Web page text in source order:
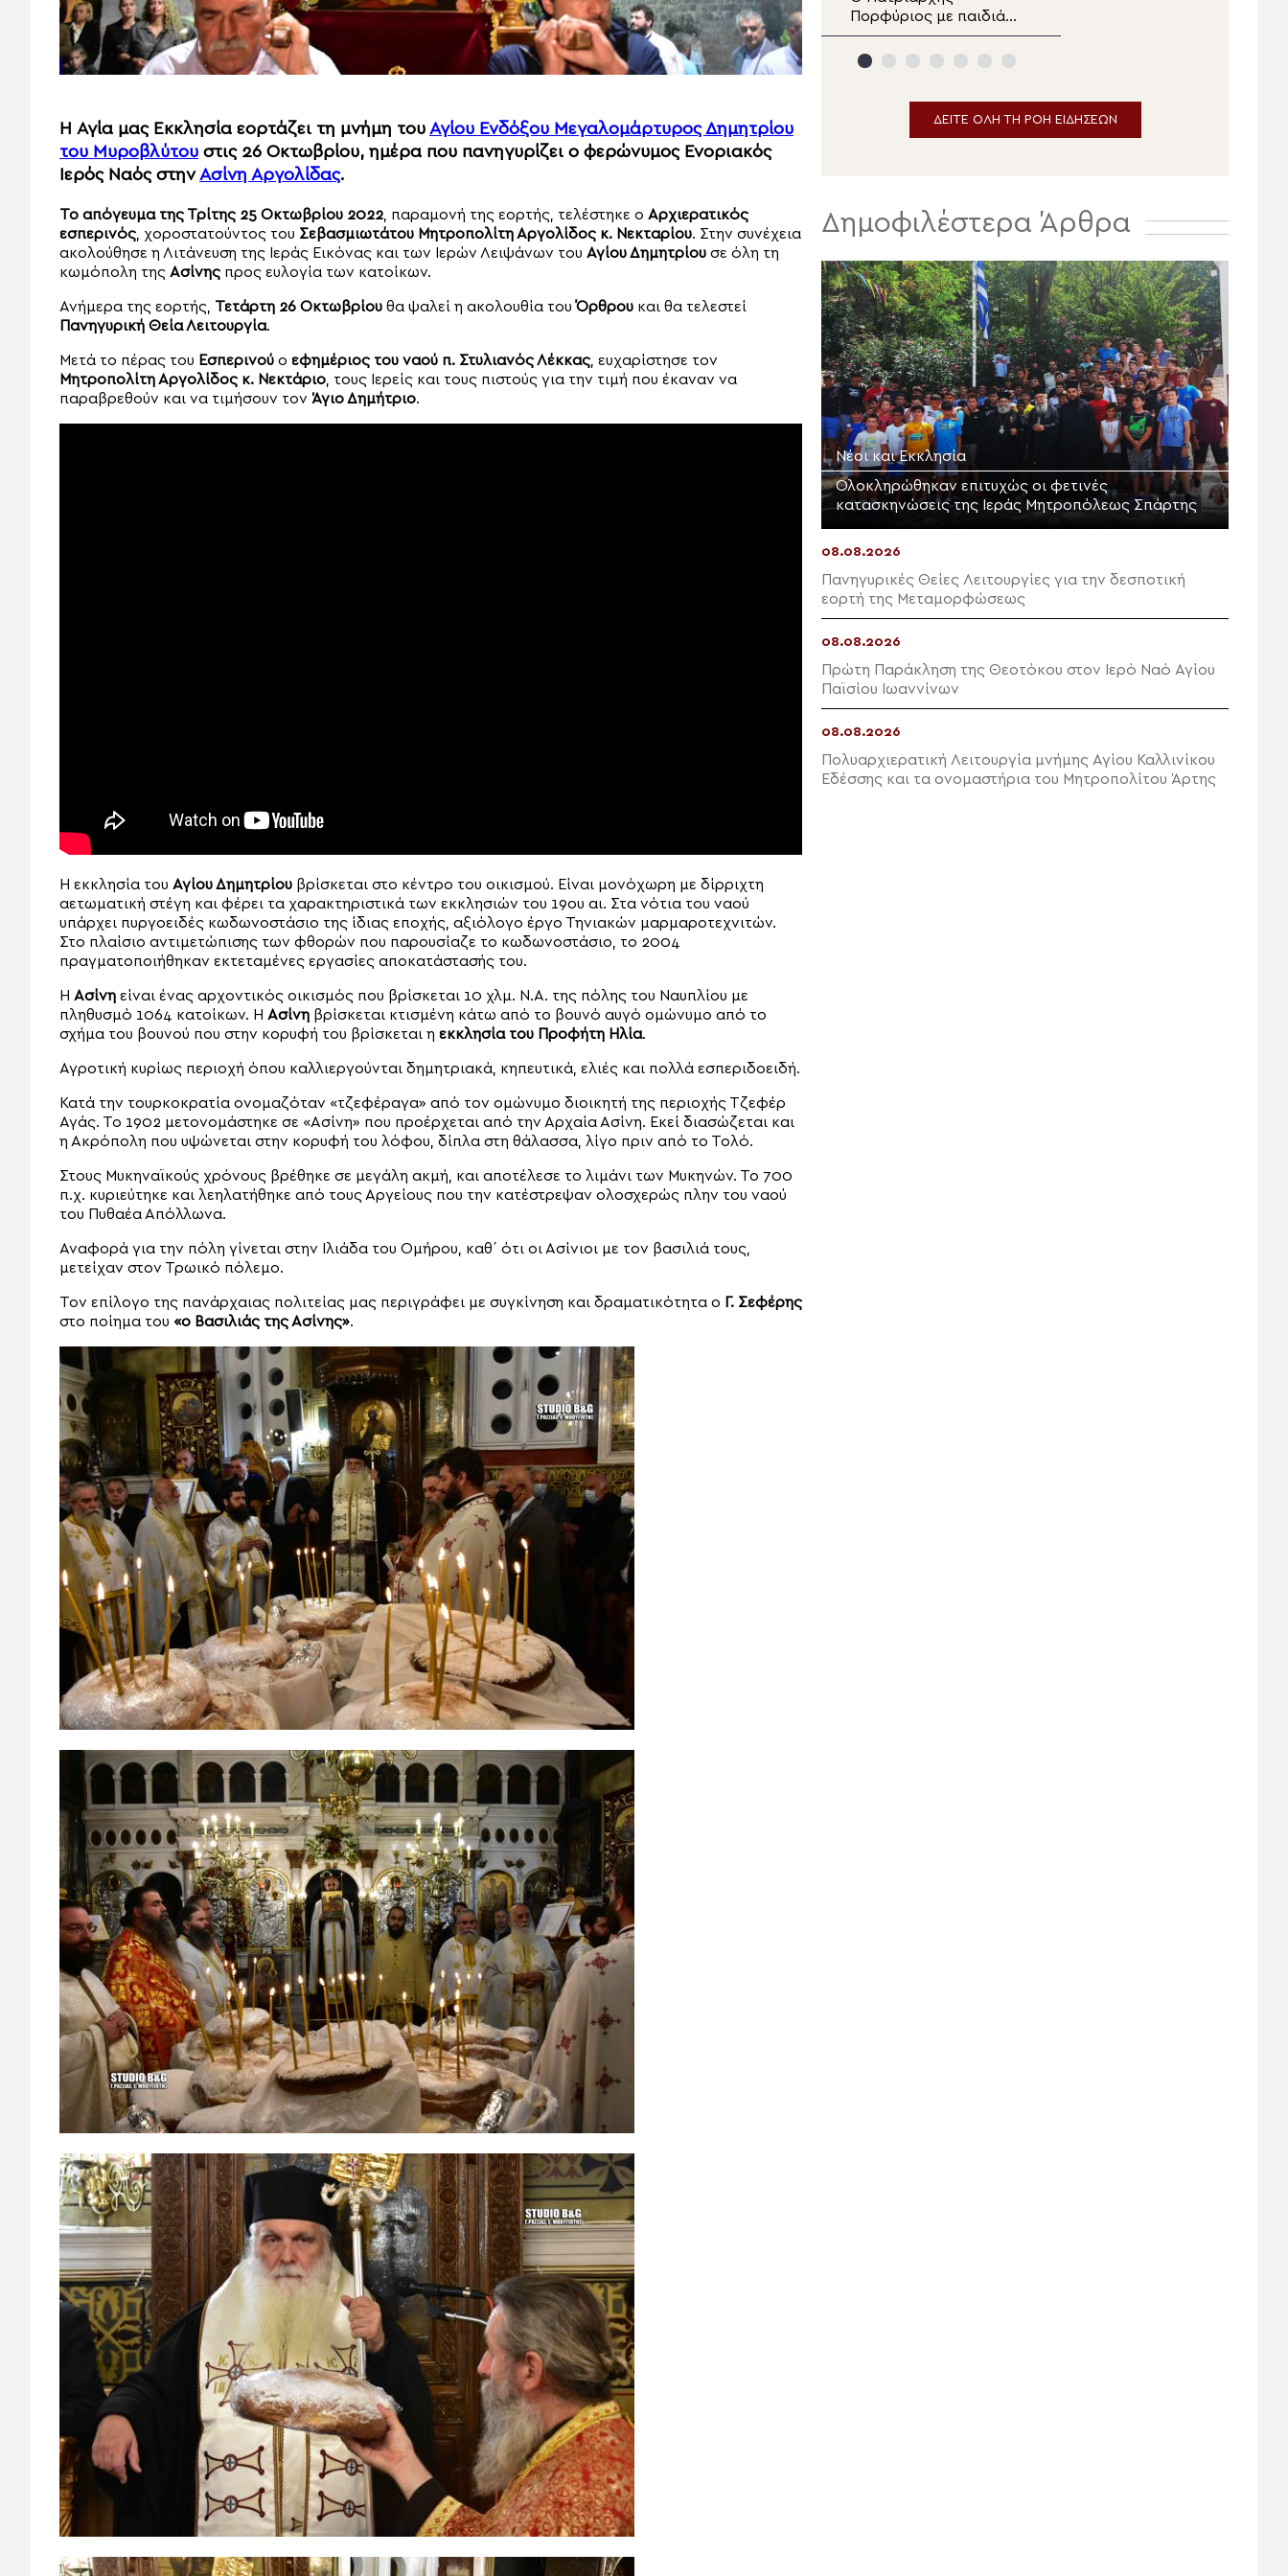
H Αγία μας Εκκλησία εορτάζει τη μνήμη του Αγίου Ενδόξου Μεγαλομάρτυρος Δημητρίου
του Μυροβλύτου στις 26 Οκτωβρίου, ημέρα που πανηγυρίζει ο φερώνυμος Ενοριακός
Ιερός Ναός στηνΑσίνη Αργολίδας.
Το απόγευμα της Τρίτης 25 Οκτωβρίου 2022 , παραμονή της εορτής, τελέστηκε ο Αρχιερατικός
εσπερινός , χοροστατούντος του Σεβασμιωτάτου Μητροπολίτη Αργολίδος κ. Νεκταρίου. Στην συνέχεια
ακολούθησε η Λιτάνευση της Ιεράς Εικόνας και των Ιερών Λειψάνων του Αγίου Δημητρίου σε όλη τη
κωμόπολη της Ασίνης προς ευλογία των κατοίκων.
Ανήμερα της εορτής, Τετάρτη 26 Οκτωβρίου θα ψαλεί η ακολουθία τουΌρθρου και θα τελεστεί
Πανηγυρική Θεία Λειτουργία.
Μετά το πέρας του Εσπερινού ο εφημέριος του ναού π. Στυλιανός Λέκκας , ευχαρίστησε τον
Μητροπολίτη Αργολίδος κ. Νεκτάριο , τους Ιερείς και τους πιστούς για την τιμή που έκαναν να
παραβρεθούν και να τιμήσουν τον Άγιο Δημήτριο.
Η εκκλησία του Αγίου Δημητρίου βρίσκεται στο κέντρο του οικισμού. Είναι μονόχωρη με δίρριχτη
αετωματική στέγη και φέρει τα χαρακτηριστικά των εκκλησιών του 19ου αι. Στα νότια του ναού
υπάρχει πυργοειδές κωδωνοστάσιο της ίδιας εποχής, αξιόλογο έργο Τηνιακών μαρμαροτεχνιτών.
Στο πλαίσιο αντιμετώπισης των φθορών που παρουσίαζε το κωδωνοστάσιο, το 2004
πραγματοποιήθηκαν εκτεταμένες εργασίες αποκατάστασής του.
Η Ασίνη είναι ένας αρχοντικός οικισμός που βρίσκεται 10 χλμ. Ν.Α. της πόλης του Ναυπλίου με
πληθυσμό 1064 κατοίκων. Η Ασίνη βρίσκεται κτισμένη κάτω από το βουνό αυγό ομώνυμο από το
σχήμα του βουνού που στην κορυφή του βρίσκεται η εκκλησία του Προφήτη Ηλία.
Αγροτική κυρίως περιοχή όπου καλλιεργούνται δημητριακά, κηπευτικά, ελιές και πολλά εσπεριδοειδή.
Κατά την τουρκοκρατία ονομαζόταν «τζεφέραγα» από τον ομώνυμο διοικητή της περιοχής Τζεφέρ
Αγάς. Το 1902 μετονομάστηκε σε «Ασίνη» που προέρχεται από την Αρχαία Ασίνη. Εκεί διασώζεται και
η Ακρόπολη που υψώνεται στην κορυφή του λόφου, δίπλα στη θάλασσα, λίγο πριν από το Τολό.
Στους Μυκηναϊκούς χρόνους βρέθηκε σε μεγάλη ακμή, και αποτέλεσε το λιμάνι των Μυκηνών. Το 700
π.χ. κυριεύτηκε και λεηλατήθηκε από τους Αργείους που την κατέστρεψαν ολοσχερώς πλην του ναού
του Πυθαέα Απόλλωνα.
Αναφορά για την πόλη γίνεται στην Ιλιάδα του Ομήρου, καθ΄ ότι οι Ασίνιοι με τον βασιλιά τους,
μετείχαν στον Τρωικό πόλεμο.
Τον επίλογο της πανάρχαιας πολιτείας μας περιγράφει με συγκίνηση και δραματικότητα ο Γ. Σεφέρης
στο ποίημα του «ο Βασιλιάς της Ασίνης».
δελτίο ειδήσεων
Πορφύριος με παιδιά
της αθλητικής
κατασκήνωσης «Η
ΔΕΙΤΕ ΟΛΗ ΤΗ ΡΟΗ ΕΙΔΗΣΕΩΝ
Δημοφιλέστερα Άρθρα
Νέοι και Εκκλησία
Ολοκληρώθηκαν επιτυχώς οι φετινές
κατασκηνώσεις της Ιεράς Μητροπόλεως Σπάρτης
08.08.2026
Πανηγυρικές Θείες Λειτουργίες για την δεσποτική
εορτή της Μεταμορφώσεως
08.08.2026
Πρώτη Παράκληση της Θεοτόκου στον Ιερό Ναό Αγίου
Παϊσίου Ιωαννίνων
08.08.2026
Πολυαρχιερατική Λειτουργία μνήμης Αγίου Καλλινίκου
Εδέσσης και τα ονομαστήρια του Μητροπολίτου Άρτης